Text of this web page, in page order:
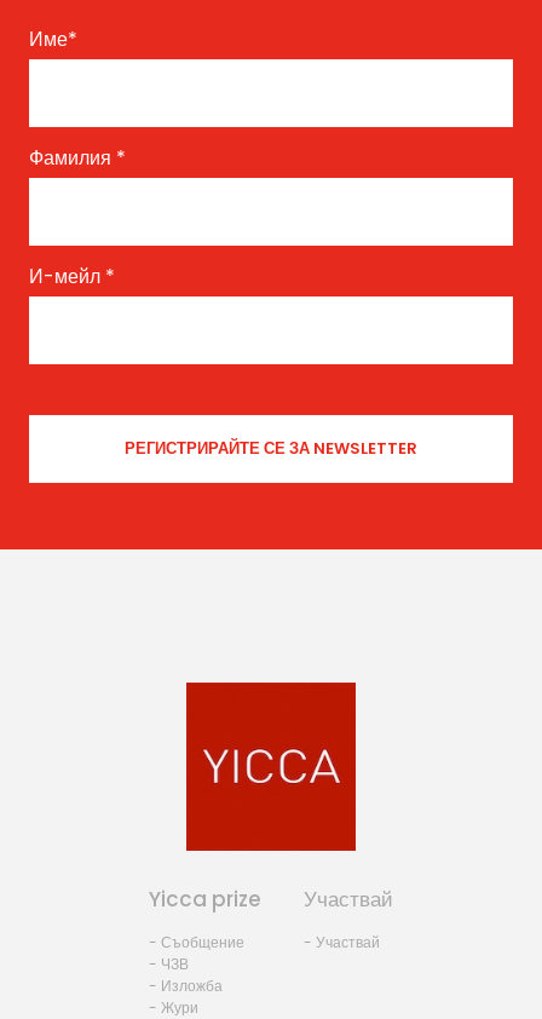
Име*
Фамилия *
И-мейл *
Yicca prize
- Съобщение
- ЧЗВ
- Изложба
- Жури
Участвай
- Участвай